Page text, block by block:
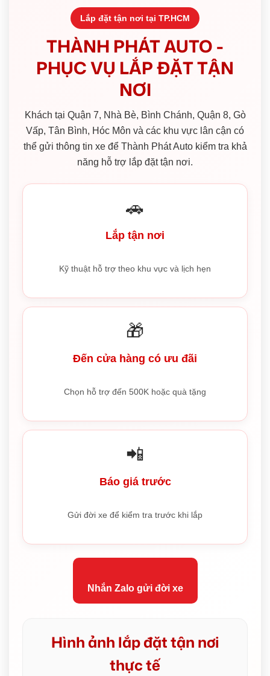
Lắp đặt tận nơi tại TP.HCM
THÀNH PHÁT AUTO -
PHỤC VỤ LẮP ĐẶT TẬN
NƠI
Khách tại Quận 7, Nhà Bè, Bình Chánh, Quận 8, Gò
Vấp, Tân Bình, Hóc Môn và các khu vực lân cận có
thể gửi thông tin xe để Thành Phát Auto kiểm tra khả
năng hỗ trợ lắp đặt tận nơi.
🚗
Lắp tận nơi
Kỹ thuật hỗ trợ theo khu vực và lịch hẹn
🎁
Đến cửa hàng có ưu đãi
Chọn hỗ trợ đến 500K hoặc quà tặng
📲
Báo giá trước
Gửi đời xe để kiểm tra trước khi lắp
Nhắn Zalo gửi đời xe
Hình ảnh lắp đặt tận nơi
thực tế